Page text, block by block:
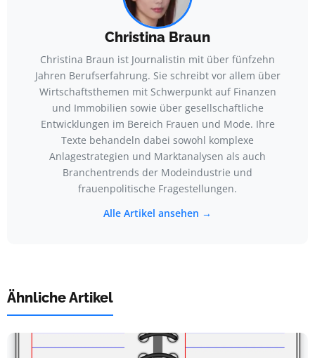
Christina Braun
Christina Braun ist Journalistin mit über fünfzehn
Jahren Berufserfahrung. Sie schreibt vor allem über
Wirtschaftsthemen mit Schwerpunkt auf Finanzen
und Immobilien sowie über gesellschaftliche
Entwicklungen im Bereich Frauen und Mode. Ihre
Texte behandeln dabei sowohl komplexe
Anlagestrategien und Marktanalysen als auch
Branchentrends der Modeindustrie und
frauenpolitische Fragestellungen.
Alle Artikel ansehen →
Ähnliche Artikel